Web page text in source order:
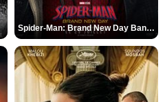
Spider-Man: Brand New Day Bande-annonce VO STFR